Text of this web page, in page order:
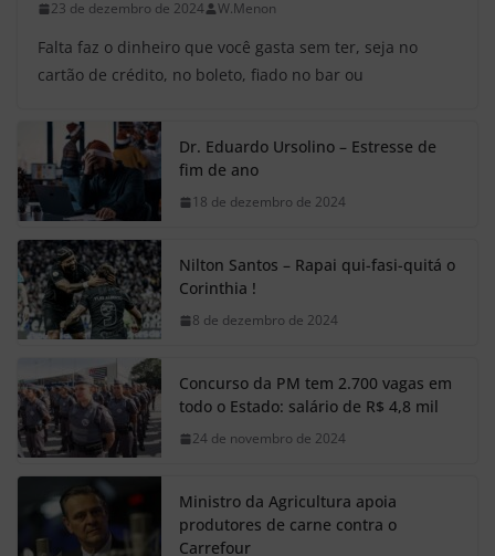
23 de dezembro de 2024 W.Menon
Falta faz o dinheiro que você gasta sem ter, seja no
cartão de crédito, no boleto, fiado no bar ou
Dr. Eduardo Ursolino – Estresse de
fim de ano
18 de dezembro de 2024
Nilton Santos – Rapai qui-fasi-quitá o
Corinthia !
8 de dezembro de 2024
Concurso da PM tem 2.700 vagas em
todo o Estado: salário de R$ 4,8 mil
24 de novembro de 2024
Ministro da Agricultura apoia
produtores de carne contra o
Carrefour